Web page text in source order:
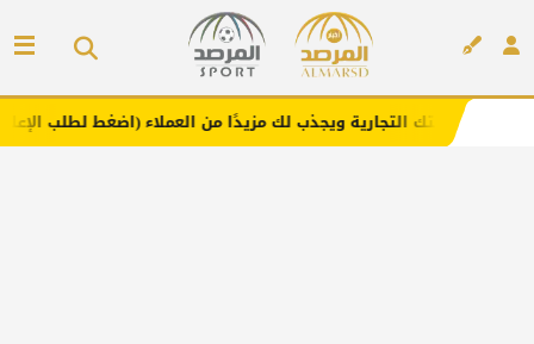
ويجذب لك مزيدًا من العملاء (اضغط لطلب الإعلان)